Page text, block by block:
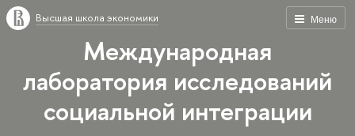
Меню
Высшая школа экономики
Международная
лаборатория исследований
социальной интеграции